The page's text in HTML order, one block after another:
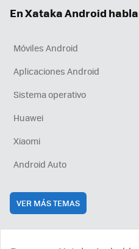
En Xataka Android
Móviles Android
Aplicaciones Android
Sistema operativo
Huawei
Xiaomi
Android Auto
VER MÁS TEMAS